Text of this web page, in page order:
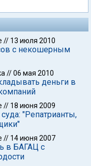
// 13 июля 2010
с некошерным
//06 мая 2010
деньги в
// 18 июня 2009
"Репатрианты,
// 14 июня 2007
в БАГАЦ с